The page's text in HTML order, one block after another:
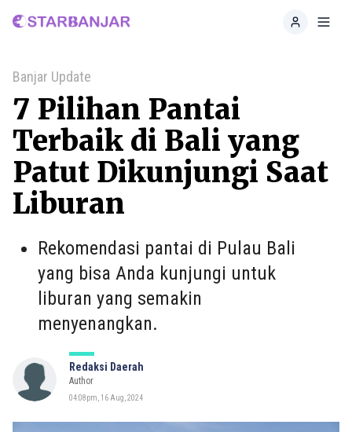
Home
Banjar Update
7 Pilihan Pantai
Terbaik di Bali yang
Patut Dikunjungi Saat
Liburan
Rekomendasi pantai di Pulau Bali
yang bisa Anda kunjungi untuk
liburan yang semakin
menyenangkan.
Redaksi Daerah
Author
04:08pm, 16 Aug, 2024